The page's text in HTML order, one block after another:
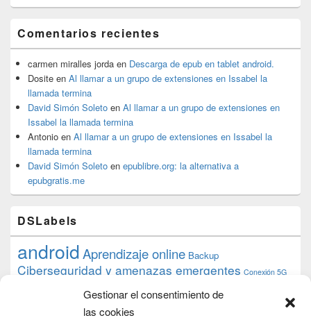
Gestionar el consentimiento de
las cookies
Comentarios recientes
carmen miralles jorda en Descarga de epub en tablet android.
Dosite en Al llamar a un grupo de extensiones en Issabel la
llamada termina
David Simón Soleto en Al llamar a un grupo de extensiones en
Issabel la llamada termina
Antonio en Al llamar a un grupo de extensiones en Issabel la
llamada termina
David Simón Soleto en epublibre.org: la alternativa a
epubgratis.me
DSLabels
androidAprendizaje online Backup
Ciberseguridad y amenazas emergentes Conexión 5G
datos debian desarrollo web
Formación Google
iphone